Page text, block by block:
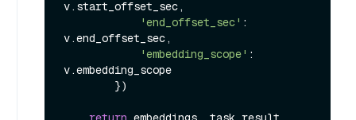
v.start_offset_sec,
'end_offset_sec' :
v.end_offset_sec,
'embedding_scope' :
v.embedding_scope